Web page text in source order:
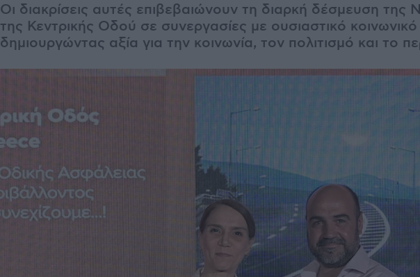
Οι διακρίσεις αυτές επιβεβαιώνουν τη διαρκή δέσμευση της
της Κεντρικής Οδού σε συνεργασίες με ουσιαστικό
δημιουργώντας αξία για την κοινωνία, τον πολιτισμό και το